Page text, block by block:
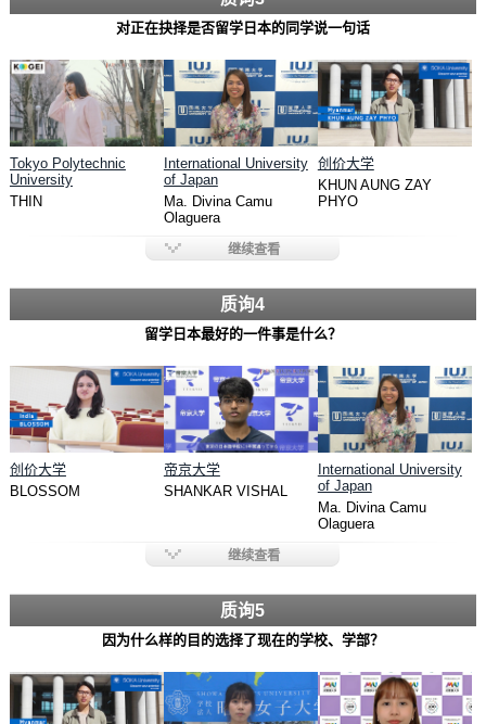
对正在抉择是否留学日本的同学说一句话
Tokyo Polytechnic
University
THIN
International University
of Japan
Ma. Divina Camu
Olaguera
创价大学
KHUN AUNG ZAY
PHYO
继续查看
质询4
留学日本最好的一件事是什么？
创价大学
BLOSSOM
帝京大学
SHANKAR VISHAL
International University
of Japan
Ma. Divina Camu
Olaguera
继续查看
质询5
因为什么样的目的选择了现在的学校、学部？